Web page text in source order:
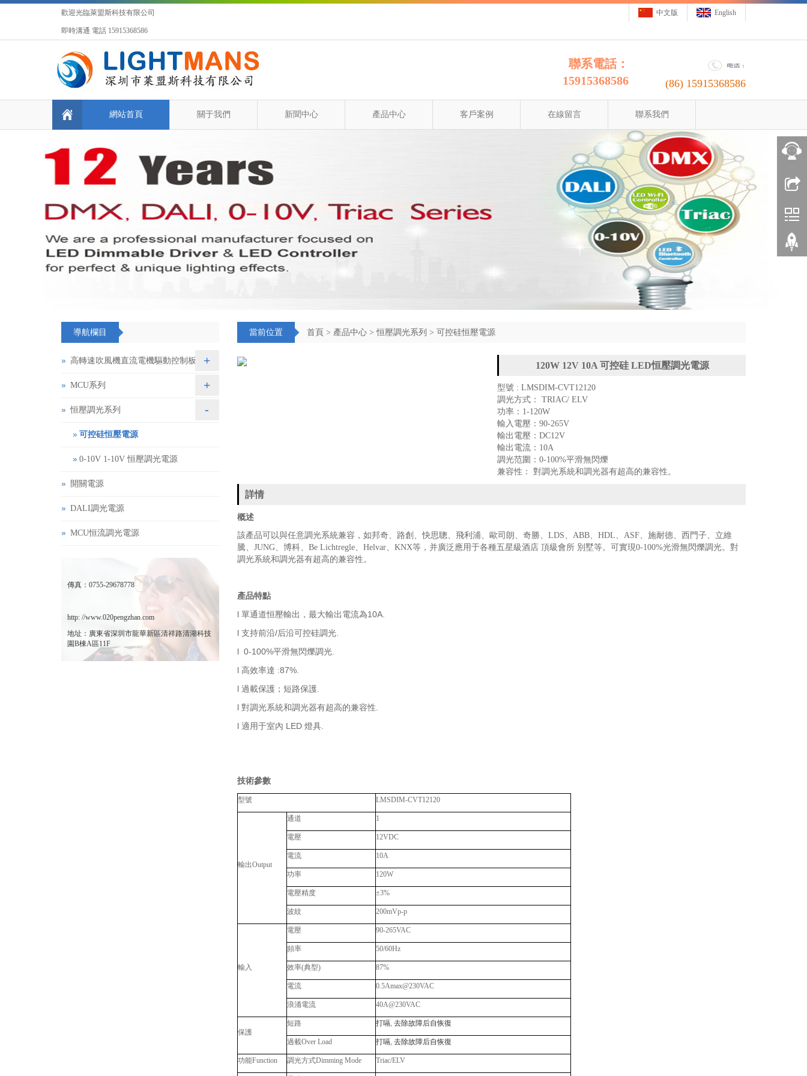
歡迎光臨萊盟斯科技有限公司
即時溝通 電話 15915368586
English
中文版
聯系電話：
15915368586
(86) 15915368586
網站首頁 關于我們 新聞中心 產品中心 客戶案例 在線留言 聯系我們
當前位置 首頁 > 產品中心>恒壓調光系列 > 可控硅恒壓電源
120W 12V 10A 可控硅 LED恒壓調光電源
型號 : LMSDIM-CVT12120
調光方式： TRIAC/ ELV
功率：1-120W
輸入電壓：90-265V
輸出電壓：DC12V
輸出電流：10A
調光范圍：0-100%平滑無閃爍
兼容性： 對調光系統和調光器有超高的兼容性。
詳情
概述
該產品可以與任意調光系統兼容，如邦奇、路創、快思聰、飛利浦、歐司朗、奇勝、LDS、ABB、HDL、ASF、施耐德、西門子、立維
騰、JUNG、博科、Be Lichtregle、Helvar、KNX等，并廣泛應用于各種五星級酒店 頂級會所 別墅等。可實現0-100%光滑無閃爍調光。對
調光系統和調光器有超高的兼容性。
產品特點
l 單通道恒壓輸出，最大輸出電流為10A.
l 支持前沿/后沿可控硅調光.
l 0-100%平滑無閃爍調光.
l 高效率達 :87%.
l 過載保護；短路保護.
l 對調光系統和調光器有超高的兼容性.
l 適用于室內 LED 燈具.
技術參數
型號 LMSDIM-CVT12120
輸出Output
通道 1
電壓 12VDC
電流 10A
功率 120W
電壓精度 ±3%
波紋 200mVp-p
輸入
電壓 90-265VAC
頻率 50/60Hz
效率(典型) 87%
電流 0.5Amax@230VAC
浪涌電流 40A@230VAC
保護
短路 打嗝, 去除故障后自恢復
過載Over Load 打嗝, 去除故障后自恢復
功能Function 調光方式Dimming Mode Triac/ELV
導航欄目
高轉速吹風機直流電機驅動控制板 +
MCU系列 +
恒壓調光系列 -
可控硅恒壓電源
0-10V 1-10V 恒壓調光電源
開關電源
DALI調光電源
MCU恒流調光電源
傳真：0755-29678778
http: //www.020pengzhan.com
地址：廣東省深圳市龍華新區清祥路清湖科技
園B棟A區11F